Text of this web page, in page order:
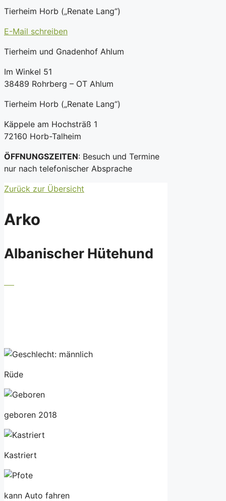
Tierheim Horb („Renate Lang“)
E-Mail schreiben
Tierheim und Gnadenhof Ahlum
Im Winkel 51
38489 Rohrberg – OT Ahlum
Tierheim Horb („Renate Lang“)
Käppele am Hochsträß 1
72160 Horb-Talheim
ÖFFNUNGSZEITEN: Besuch und Termine
nur nach telefonischer Absprache
Zurück zur Übersicht
Arko
Albanischer Hütehund
Rüde
geboren 2018
Kastriert
kann Auto fahren